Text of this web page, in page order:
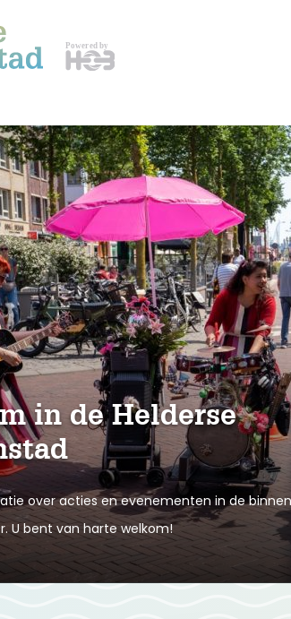
in de Helderse
over acties en evenementen in de
U bent van harte welkom!